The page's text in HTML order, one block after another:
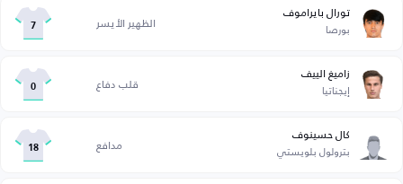
تورال بايراموف
بورصا الظهير الأيسر 7
زاميغ الييف
إيجناتيا قلب دفاع 0
كال حسينوف
بترولول بلويستي مدافع 18